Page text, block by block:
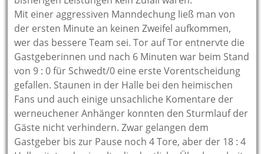
Mit einer aggressiven Manndechung ließ man von
der ersten Minute an keinen Zweifel aufkommen,
wer das bessere Team sei. Tor auf Tor entnervte die
Gastgeberinnen und nach 6 Minuten war beim Stand
von 9 : 0 für Schwedt/0 eine erste Vorentscheidung
gefallen. Staunen in der Halle bei den heimischen
Fans und auch einige unsachliche Komentare der
werneuchener Anhänger konnten den Sturmlauf der
Gäste nicht verhindern. Zwar gelangen dem
Gastgeber bis zur Pause noch 4 Tore, aber der 18 : 4